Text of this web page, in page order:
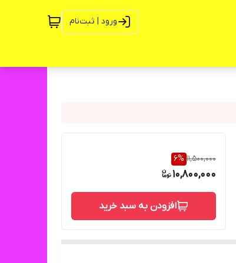
ورود | ثبت‌نام
11,500,000
6%
10,800,000
افزودن به سبد خرید